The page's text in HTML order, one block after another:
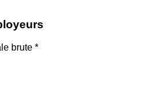
brute *